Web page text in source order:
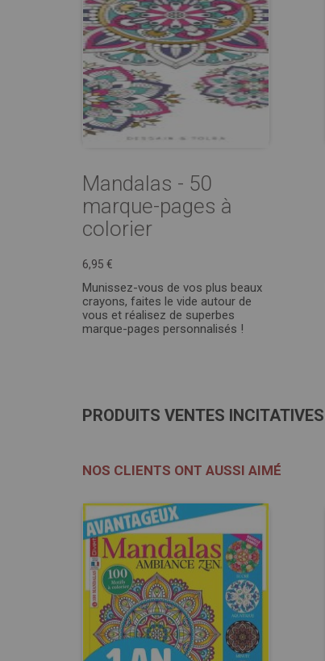
Mandalas - 50
marque-pages à
colorier
6,95 €
Munissez-vous de vos plus beaux
crayons, faites le vide autour de
vous et réalisez de superbes
marque-pages personnalisés !
PRODUITS VENTES INCITATIVES
NOS CLIENTS ONT AUSSI AIMÉ